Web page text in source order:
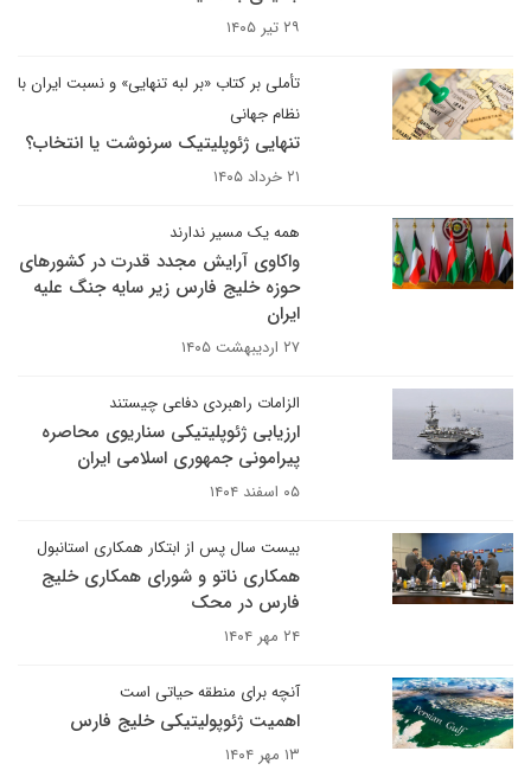
۲۹ تیر ۱۴۰۵
تأملی بر کتاب «بر لبه تنهایی» و نسبت ایران‌ با
نظام جهانی
تنهایی ژئوپلیتیک سرنوشت یا انتخاب؟
۲۱ خرداد ۱۴۰۵
همه یک مسیر ندارند
واکاوی آرایش مجدد قدرت در کشورهای
حوزه خلیج فارس زیر سایه جنگ علیه
ایران
۲۷ اردیبهشت ۱۴۰۵
الزامات راهبردی دفاعی چیستند
ارزیابی ژئوپلیتیکی سناریوی محاصره
پیرامونی جمهوری اسلامی ایران
۰۵ اسفند ۱۴۰۴
بیست سال پس از ابتکار همکاری استانبول
همکاری ناتو و شورای همکاری خلیج
فارس در محک
۲۴ مهر ۱۴۰۴
آنچه برای منطقه حیاتی است
اهمیت ژئوپولیتیکی خلیج فارس
۱۳ مهر ۱۴۰۴